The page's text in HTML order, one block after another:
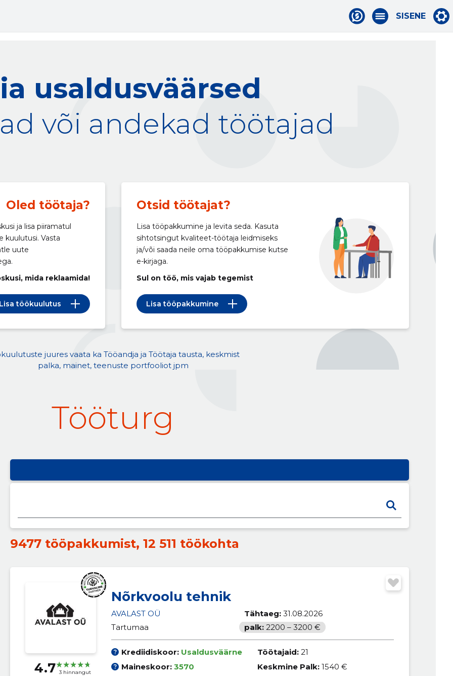
SISENE
usaldusväärsed
või andekad töötajad
Oled töötaja?
ja lisa piiramatul
kuulutusi. Vasta
uute
mida reklaamida!
Lisa töökuulutus
Otsid töötajat?
Lisa tööpakkumine ja levita seda. Kasuta
sihtotsingut kvaliteet-töötaja leidmiseks
ja/või saada neile oma tööpakkumise kutse
e-kirjaga.
Sul on töö, mis vajab tegemist
Lisa tööpakkumine
juures vaata ka Tööandja ja Töötaja tausta, keskmist
palka, mainet, teenuste portfooliot jpm
Tööturg
9477 tööpakkumist, 12 511 töökohta
4.7 3 hinnangut
Nõrkvoolu tehnik
AVALAST OÜ
Tartumaa
Tähtaeg: 31.08.2026
palk: 2200 – 3200 €
Krediidiskoor: Usaldusväärne
Maineskoor: 3570
Töötajaid: 21
Keskmine Palk: 1540 €